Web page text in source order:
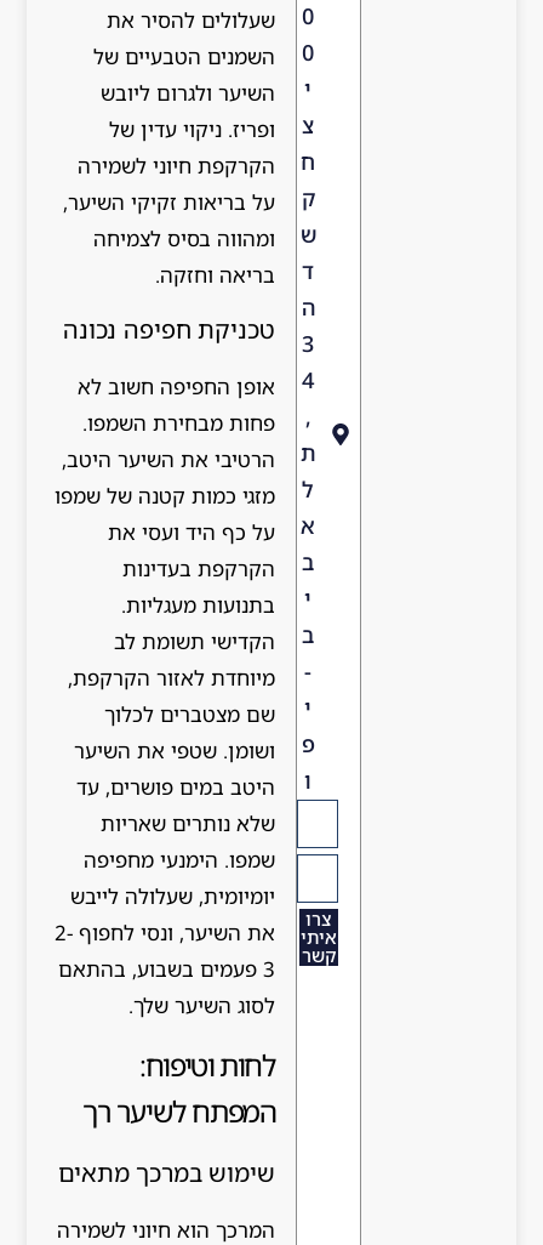
0
0
י
צ
ח
ק
ש
ד
ה
3
4
,
ת
ל
א
ב
י
ב
-
י
פ
ו
צרו
איתי
קשר
שעלולים להסיר את
השמנים הטבעיים של
השיער ולגרום ליובש
ופריז. ניקוי עדין של
הקרקפת חיוני לשמירה
על בריאות זקיקי השיער,
ומהווה בסיס לצמיחה
בריאה וחזקה.
טכניקת חפיפה נכונה
אופן החפיפה חשוב לא
פחות מבחירת השמפו.
הרטיבי את השיער היטב,
מזגי כמות קטנה של שמפו
על כף היד ועסי את
הקרקפת בעדינות
בתנועות מעגליות.
הקדישי תשומת לב
מיוחדת לאזור הקרקפת,
שם מצטברים לכלוך
ושומן. שטפי את השיער
היטב במים פושרים, עד
שלא נותרים שאריות
שמפו. הימנעי מחפיפה
יומיומית, שעלולה לייבש
את השיער, ונסי לחפוף 2-
3 פעמים בשבוע, בהתאם
לסוג השיער שלך.
לחות וטיפוח:
המפתח לשיער רך
שימוש במרכך מתאים
המרכך הוא חיוני לשמירה